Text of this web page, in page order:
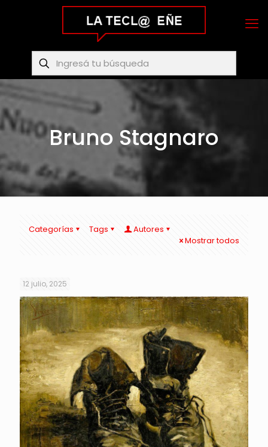
Bruno Stagnaro
Categorías Tags
Autores
Mostrar todos
12 julio, 2025